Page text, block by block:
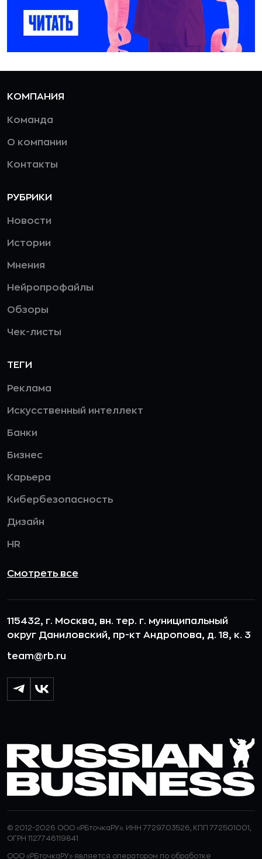
КОМПАНИЯ
Команда
О компании
Контакты
РУБРИКИ
Новости
Истории
Мнения
Нейропрофайлы
Обзоры
Чек-листы
ТЕГИ
Реклама
Искусственный интеллект
Банки
Бизнес
Карьера
Кибербезопасность
Дизайн
HR
Смотреть все
115432, г. Москва, вн. тер. г. муниципальный
округ Даниловский, пр-кт Андропова, д. 18, к. 3
team@rb.ru
© 2012-2026 ООО «РБточкаРУ». ИНН 7729703526, КПП 772501001,
ОГРН 1127746119841
ООО «РБточкаРУ» является оператором по обработке